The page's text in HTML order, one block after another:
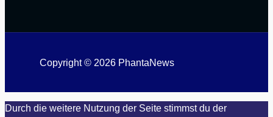
Copyright © 2026 PhantaNews
Durch die weitere Nutzung der Seite stimmst du der